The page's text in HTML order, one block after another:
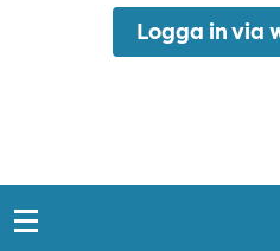
Logga in via
Snabblänkar